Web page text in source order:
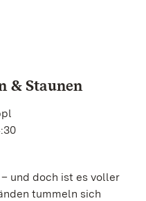
& Staunen
und doch ist es voller
tummeln sich